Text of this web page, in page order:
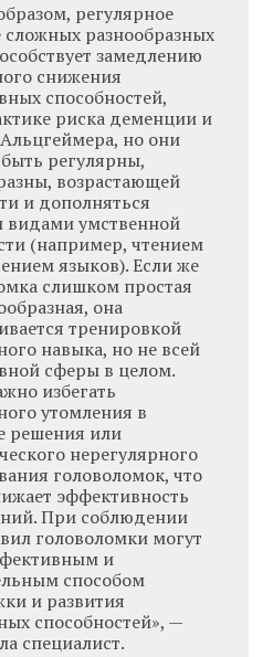
регулярное
разнообразных
замедлению
снижения
способностей,
риска деменции и
но они
регулярны,
возрастающей
и дополняться
видами умственной
(например, чтением
языков). Если же
слишком простая
она
тренировкой
навыка, но не всей
сферы в целом.
избегать
утомления в
решения или
нерегулярного
головоломок, что
эффективность
При соблюдении
головоломки могут
и
способом
и развития
способностей», —
специалист.